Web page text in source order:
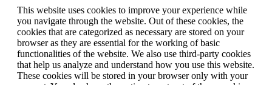
This website uses cookies to improve your experience while
you navigate through the website. Out of these cookies, the
cookies that are categorized as necessary are stored on your
browser as they are essential for the working of basic
functionalities of the website. We also use third-party cookies
that help us analyze and understand how you use this website.
These cookies will be stored in your browser only with your